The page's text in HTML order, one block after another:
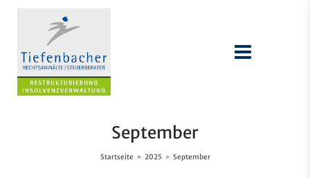
September
Startseite > 2025 > September